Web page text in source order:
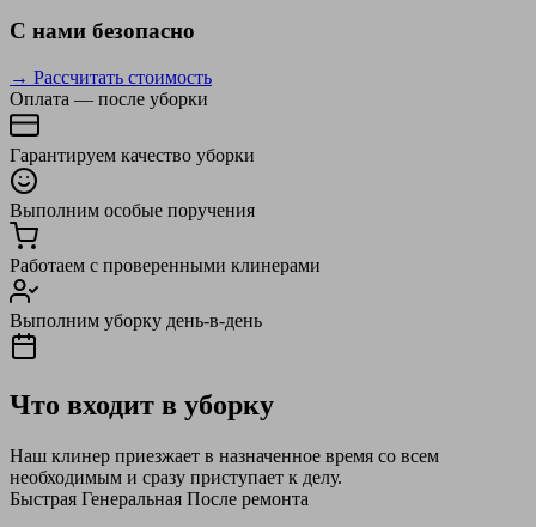
С нами безопасно
→ Рассчитать стоимость
Оплата — после уборки
Гарантируем качество уборки
Выполним особые поручения
Работаем с проверенными клинерами
Выполним уборку день-в-день
Что входит в уборку
Наш клинер приезжает в назначенное время со всем
необходимым и сразу приступает к делу.
Быстрая Генеральная После ремонта